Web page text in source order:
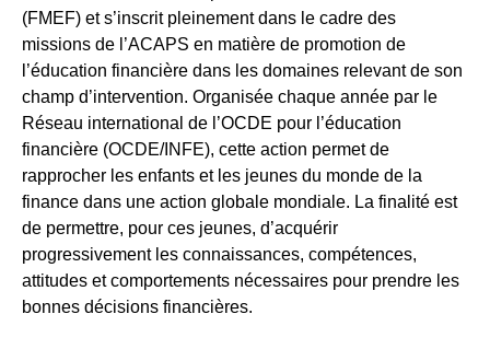
(FMEF) et s’inscrit pleinement dans le cadre des
missions de l’ACAPS en matière de promotion de
l’éducation financière dans les domaines relevant de son
champ d’intervention. Organisée chaque année par le
Réseau international de l’OCDE pour l’éducation
financière (OCDE/INFE), cette action permet de
rapprocher les enfants et les jeunes du monde de la
finance dans une action globale mondiale. La finalité est
de permettre, pour ces jeunes, d’acquérir
progressivement les connaissances, compétences,
attitudes et comportements nécessaires pour prendre les
bonnes décisions financières.